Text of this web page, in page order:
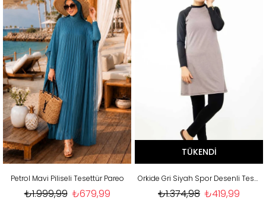
Petrol Mavi Piliseli Tesettür Pareo
₺679,99
₺1.999,99
TÜKENDI
Orkide Gri Siyah Spor Desenli Tesettür Mayo
₺419,99
₺1.374,98